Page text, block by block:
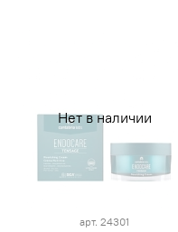
Нет в наличии
арт. 24301